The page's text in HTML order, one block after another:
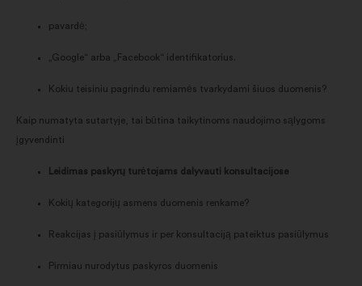
pavardė;
„Google“ arba „Facebook“ identifikatorius.
Kokiu teisiniu pagrindu remiamės tvarkydami šiuos duomenis?
Kaip numatyta sutartyje, tai būtina taikytinoms naudojimo sąlygoms
įgyvendinti
Leidimas paskyrų turėtojams dalyvauti konsultacijose
Kokių kategorijų asmens duomenis renkame?
Reakcijas į pasiūlymus ir per konsultaciją pateiktus pasiūlymus
Pirmiau nurodytus paskyros duomenis